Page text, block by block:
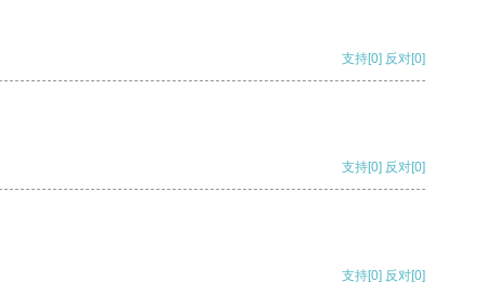
支持[0] 反对[0]
支持[0] 反对[0]
支持[0] 反对[0]